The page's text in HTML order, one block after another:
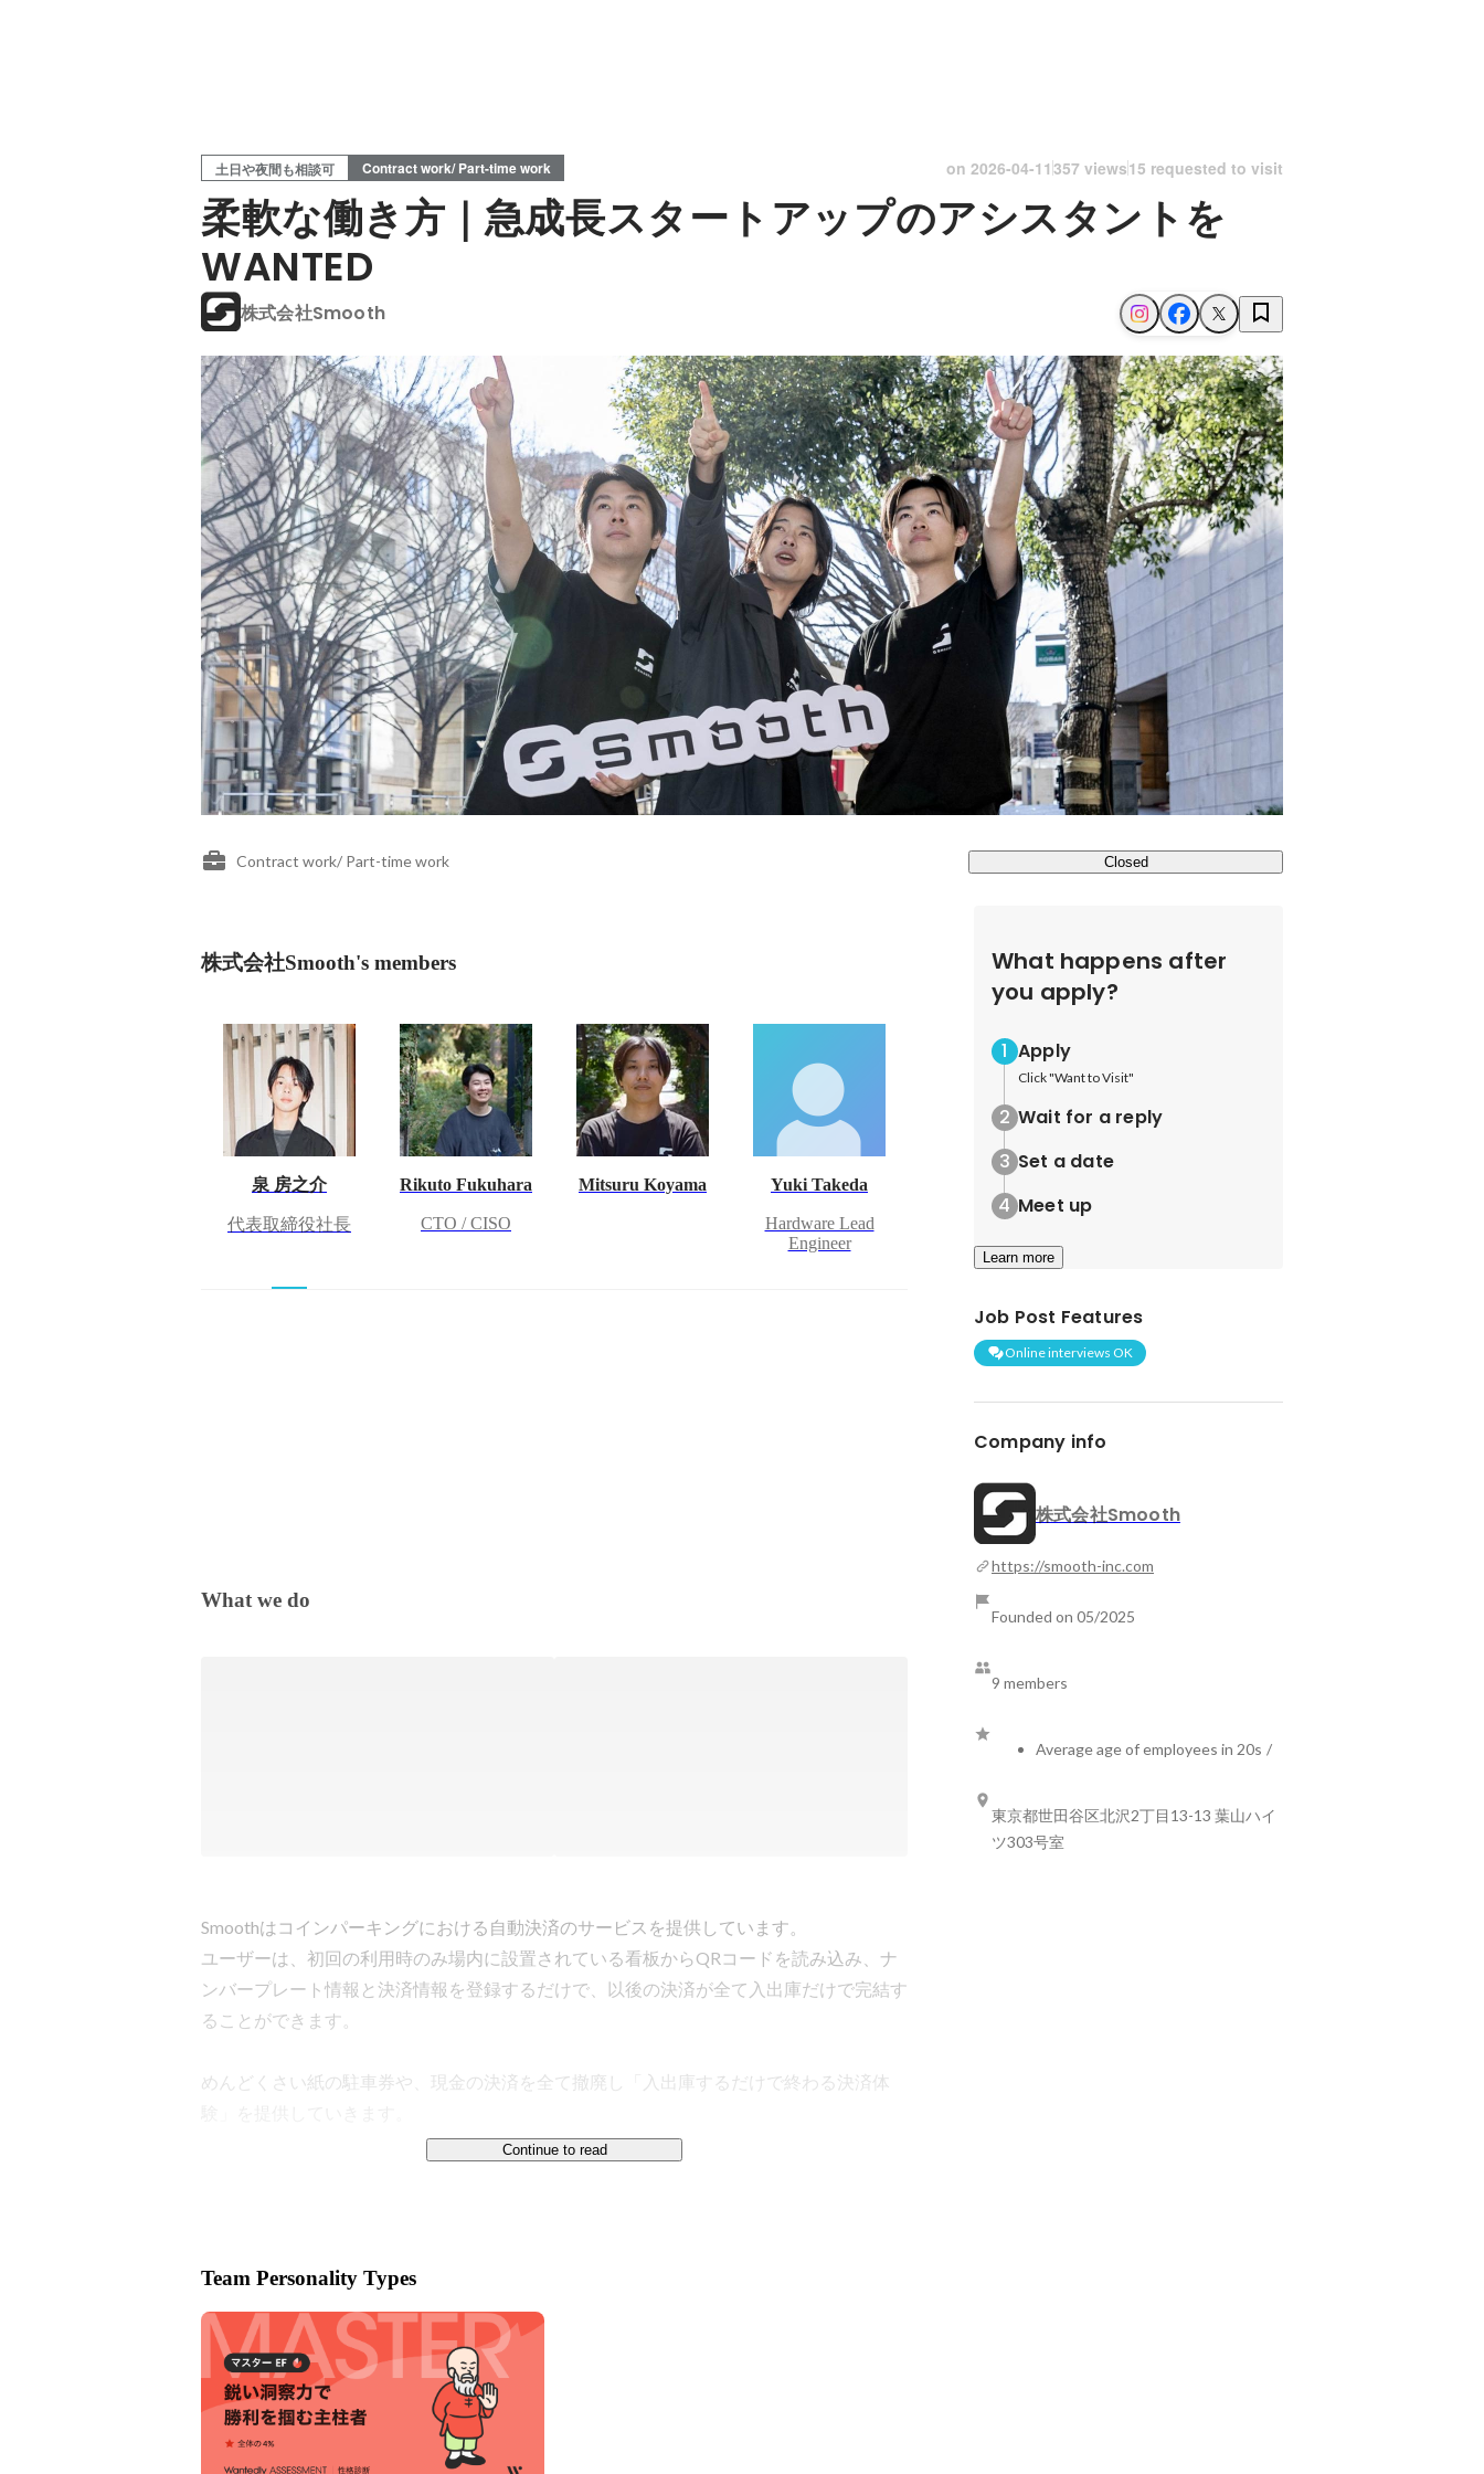
土日や夜間も相談可 Contract work/ Part-time work on 2026-04-11 357 views15 requested to visit
柔軟な働き方｜急成長スタートアップのアシスタントを
WANTED
株式会社Smooth
Contract work/ Part-time work Closed
株式会社Smooth's members
泉 房之介
代表取締役社長
Rikuto Fukuhara
CTO / CISO
Mitsuru Koyama Yuki Takeda
Hardware Lead
Engineer
What we do
Smoothはコインパーキングにおける自動決済のサービスを提供しています。
ユーザーは、初回の利用時のみ場内に設置されている看板からQRコードを読み込み、ナ
ンバープレート情報と決済情報を登録するだけで、以後の決済が全て入出庫だけで完結す
ることができます。
めんどくさい紙の駐車券や、現金の決済を全て撤廃し「入出庫するだけで終わる決済体
Continue to read
Team Personality Types
What happens after
you apply?
Apply
Click "Want to Visit"
Wait for a reply
Set a date
Meet up
Learn more
Job Post Features
Online interviews OK
Company info
株式会社Smooth
https://smooth-inc.com
Founded on 05/2025
9 members
Average age of employees in 20s /
東京都世田谷区北沢2丁目13-13 葉山ハイ
ツ303号室